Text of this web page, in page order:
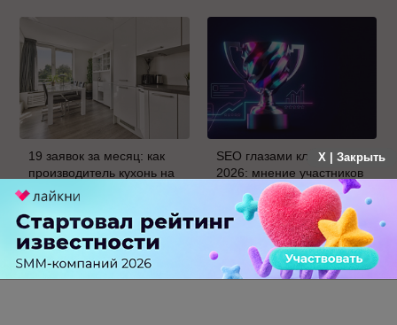
19 заявок за месяц: как
производитель кухонь на
заказ протестировал
Авито Рекламу в Самаре
SEO глазами клиентов
2026: мнение участников
о развитии отрасли и
результатах рейтинга.
Часть 2
X | Закрыть